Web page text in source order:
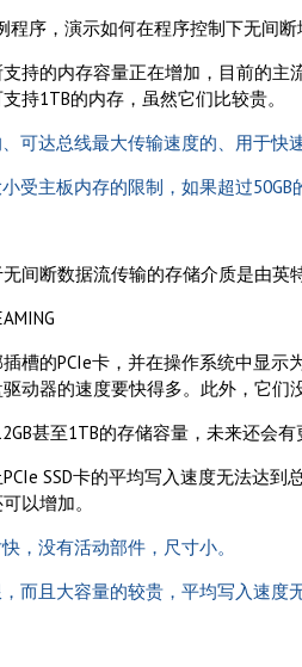
程序，演示如何在程序控制下无间
持的内存容量正在增加，目前的主
持1TB的内存，虽然它们比较贵。
可达总线最大传输速度的、用于快
受主板内存的限制，如果超过50GB
间断数据流传输的存储介质是由英
槽的PCIe卡，并在操作系统中显示
动器的速度要快得多。此外，它们
甚至1TB的存储容量，未来还会有
SSD卡的平均写入速度无法达到
以增加。
，没有活动部件，尺寸小。
而且大容量的较贵，平均写入速度